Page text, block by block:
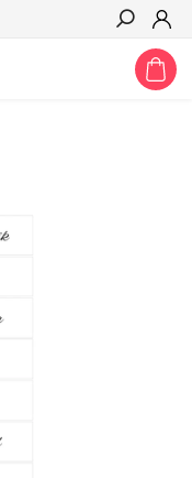
Hľadať